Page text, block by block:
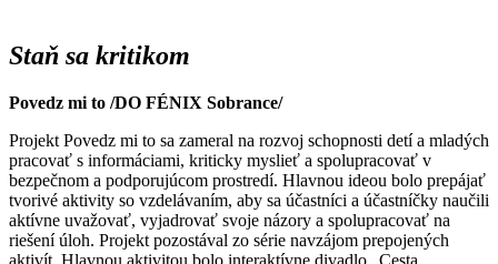
Staň sa kritikom
Povedz mi to /DO FÉNIX Sobrance/
Projekt Povedz mi to sa zameral na rozvoj schopnosti detí a mladých
pracovať s informáciami, kriticky myslieť a spolupracovať v
bezpečnom a podporujúcom prostredí. Hlavnou ideou bolo prepájať
tvorivé aktivity so vzdelávaním, aby sa účastníci a účastníčky naučili
aktívne uvažovať, vyjadrovať svoje názory a spolupracovať na
riešení úloh. Projekt pozostával zo série navzájom prepojených